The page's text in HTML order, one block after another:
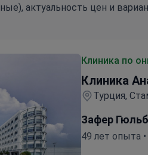
актуальность цен и
Клиника по
Клиника
Турция,
Зафер
49 лет опыта